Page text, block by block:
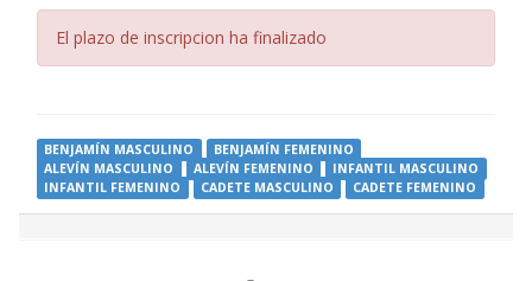
Error:
El plazo de inscripcion ha finalizado
BENJAMÍN MASCULINO
BENJAMÍN FEMENINO
ALEVÍN MASCULINO
ALEVÍN FEMENINO
INFANTIL MASCULINO
INFANTIL FEMENINO
CADETE MASCULINO CADETE FEMENINO